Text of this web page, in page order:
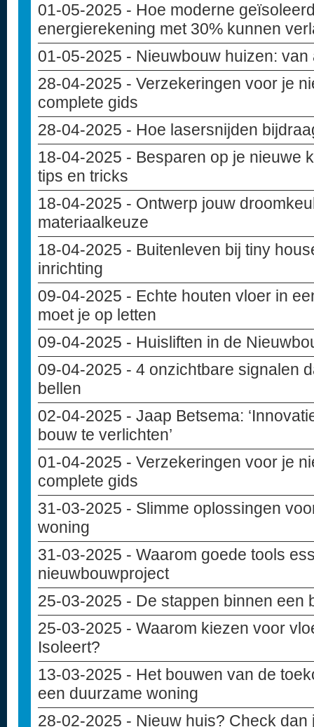
01-05-2025 - Hoe moderne
energierekening met 30% kunnen
01-05-2025 - Nieuwbouw huizen:
28-04-2025 - Verzekeringen voor je
complete gids
28-04-2025 - Hoe lasersnijden
18-04-2025 - Besparen op je nieuwe
tips en tricks
18-04-2025 - Ontwerp jouw
materiaalkeuze
18-04-2025 - Buitenleven bij tiny
inrichting
09-04-2025 - Echte houten vloer in
moet je op letten
09-04-2025 - Huisliften in de
09-04-2025 - 4 onzichtbare signalen
bellen
02-04-2025 - Jaap Betsema:
bouw te verlichten’
01-04-2025 - Verzekeringen voor je
complete gids
31-03-2025 - Slimme oplossingen
woning
31-03-2025 - Waarom goede tools
nieuwbouwproject
25-03-2025 - De stappen binnen een
25-03-2025 - Waarom kiezen voor
Isoleert?
13-03-2025 - Het bouwen van de
een duurzame woning
28-02-2025 - Nieuw huis? Check